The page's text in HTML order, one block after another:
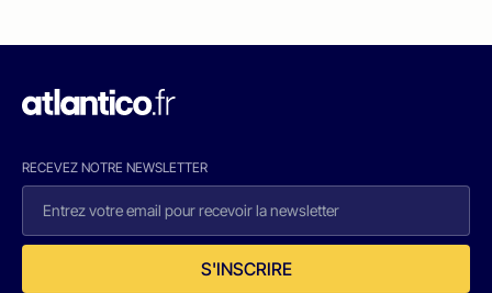
RECEVEZ NOTRE NEWSLETTER
S'INSCRIRE